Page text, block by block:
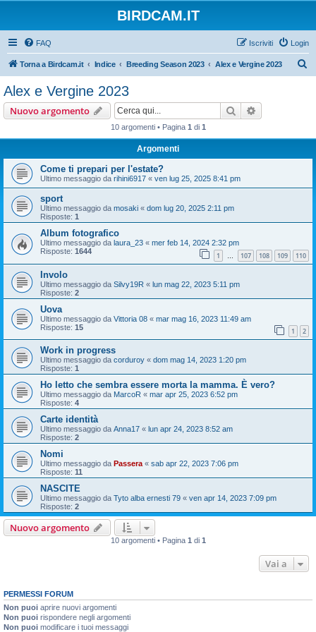
BIRDCAM.IT
FAQ Login
Iscriviti
Torna a Birdcam.it Indice Breeding Season 2023 Alex e Vergine 2023
Alex e Vergine 2023
Nuovo argomento Cerca
10 argomenti • Pagina 1 di 1
Argomenti
Come ti prepari per l'estate?
Ultimo messaggio da rihini6917 « ven lug 25, 2025 8:41 pm
sport
Ultimo messaggio da mosaki « dom lug 20, 2025 2:11 pm
Risposte: 1
Album fotografico
Ultimo messaggio da laura_23 « mer feb 14, 2024 2:32 pm
Risposte: 1644 1 … 107 108 109 110
Involo
Ultimo messaggio da Silvy19R « lun mag 22, 2023 5:11 pm
Risposte: 2
Uova
Ultimo messaggio da Vittoria 08 « mar mag 16, 2023 11:49 am
Risposte: 15 1 2
Work in progress
Ultimo messaggio da corduroy « dom mag 14, 2023 1:20 pm
Risposte: 1
Ho letto che sembra essere morta la mamma. È vero?
Ultimo messaggio da MarcoR « mar apr 25, 2023 6:52 pm
Risposte: 4
Carte identità
Ultimo messaggio da Anna17 « lun apr 24, 2023 8:52 am
Risposte: 2
Nomi
Ultimo messaggio da Passera « sab apr 22, 2023 7:06 pm
Risposte: 11
NASCITE
Ultimo messaggio da Tyto alba ernesti 79 « ven apr 14, 2023 7:09 pm
Risposte: 2
Nuovo argomento
10 argomenti • Pagina 1 di 1
Vai a
PERMESSI FORUM
Non puoi aprire nuovi argomenti
Non puoi rispondere negli argomenti
Non puoi modificare i tuoi messaggi